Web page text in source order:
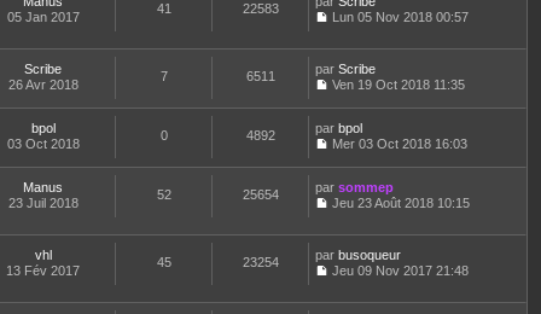
g
e
e
s
a
g
e
i
e
e
s
s
g
e
d
r
i
r
m
e
s
a
g
e
d
e
r
i
e
r
m
e
s
g
e
s
l
t
e
l
e
d
n
r
m
e
s
05 Jan 2017
41 22583
s
u
l
t
e
l
e
d
r
i
e
Lun 05 Nov 2018 00:57
Scribe
26 Avr 2018
7 6511 par Scribe
o
n
s
t
e
l
e
d
r
Ven 19 Oct 2018 11:35
bpol
03 Oct 2018
0 4892 par bpol
o
n
s
l
t
e
Mer 03 Oct 2018 16:03
Manus
23 Juil 2018
52 25654 par sommep
s
u
Jeu 23 Août 2018 10:15
vhl
13 Fév 2017
45 23254 par busoqueur
Jeu 09 Nov 2017 21:48